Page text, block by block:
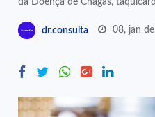
dr.consulta 08, jan